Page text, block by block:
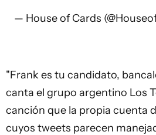
— House of Cards
"Frank es tu candidato,
canta el grupo argentino Los
canción que la propia cuenta
cuyos tweets parecen